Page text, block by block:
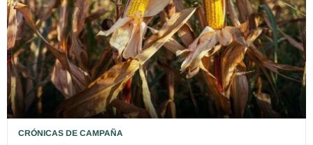
CRÓNICAS DE CAMPAÑA